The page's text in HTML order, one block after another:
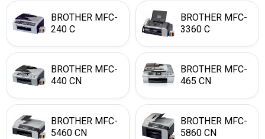
BROTHER MFC-
240 C
BROTHER MFC-
3360 C
BROTHER MFC-
440 CN
BROTHER MFC-
465 CN
BROTHER MFC-
5460 CN
BROTHER MFC-
5860 CN